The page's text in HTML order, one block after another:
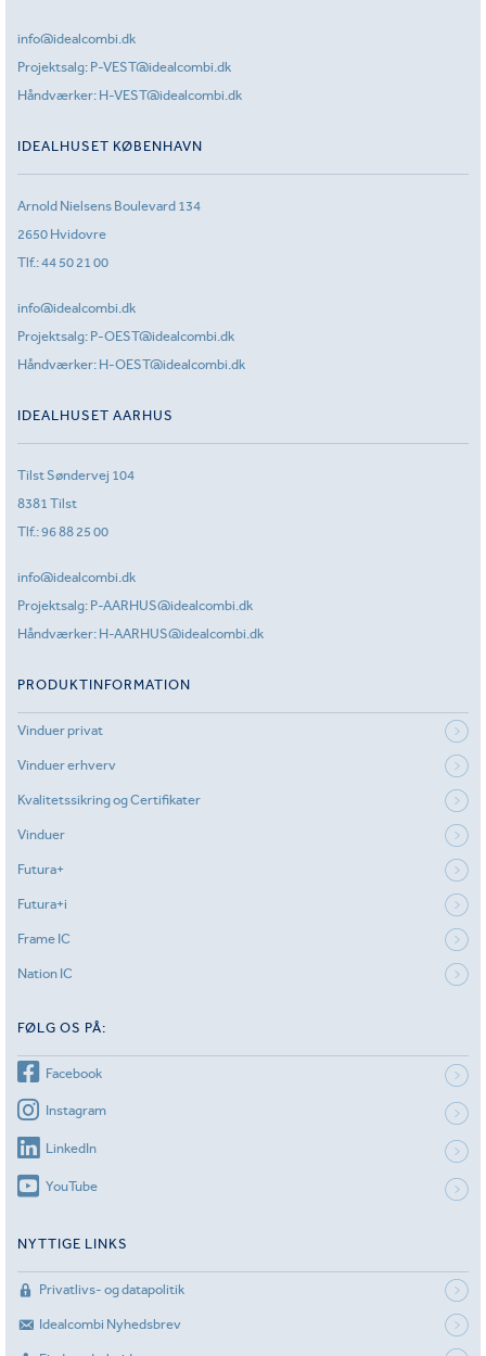
info@idealcombi.dk
Projektsalg: P-VEST@idealcombi.dk
Håndværker: H-VEST@idealcombi.dk
IDEALHUSET KØBENHAVN
Arnold Nielsens Boulevard 134
2650 Hvidovre
Tlf.:44 50 21 00
info@idealcombi.dk
Projektsalg: P-OEST@idealcombi.dk
Håndværker: H-OEST@idealcombi.dk
IDEALHUSET AARHUS
Tilst Søndervej 104
8381 Tilst
Tlf.:96 88 25 00
info@idealcombi.dk
Projektsalg: P-AARHUS@idealcombi.dk
Håndværker: H-AARHUS@idealcombi.dk
PRODUKTINFORMATION
Vinduer privat
Vinduer erhverv
Kvalitetssikring og Certifikater
Vinduer
Futura+
Futura+i
Frame IC
Nation IC
FØLG OS PÅ:
Facebook
Instagram
LinkedIn
YouTube
NYTTIGE LINKS
Privatlivs- og datapolitik
Idealcombi Nyhedsbrev